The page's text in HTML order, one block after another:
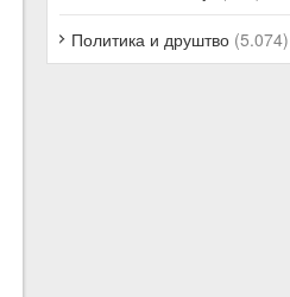
Политика и друштво (5.074)